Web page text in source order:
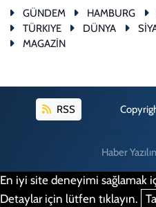
GÜNDEM HAMBURG
TÜRKIYE
DÜNYA
MAGAZİN
RSS
Haber
En iyi site deneyimi sağlamak
Detaylar için lütfen tıklayın.